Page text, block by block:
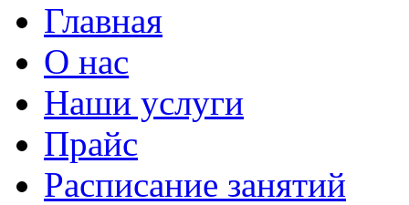
Главная
О нас
Наши услуги
Прайс
Расписание занятий